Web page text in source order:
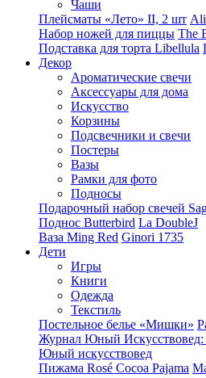
Чаши
Плейсматы «Лето» II, 2 шт
Набор ножей для пиццы The
Подставка для торта Libellula
Декор
Ароматические свечи
Аксессуары для дома
Искусство
Корзины
Подсвечники и свечи
Постеры
Вазы
Рамки для фото
Подносы
Подарочный набор свечей
Поднос Butterbird La DoubleJ
Ваза Ming Red Ginori 1735
Дети
Игры
Книги
Одежда
Текстиль
Постельное белье «Мишки»
Журнал Юный
Юный искусствовед
Пижама Rosé Cocoa Pajama